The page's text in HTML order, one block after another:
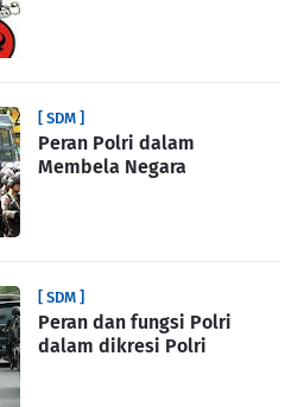
[ SDM ]
Peran Polri dalam
Membela Negara
[ SDM ]
Peran dan fungsi Polri
dalam dikresi Polri